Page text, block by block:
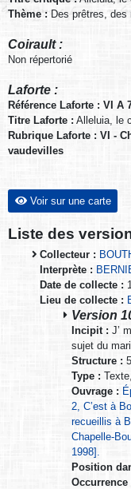
Thème : Des prêtres, des
Coirault :
Non répertorié
Laforte :
Référence Laforte : VI A
Titre Laforte : Alleluia, le
Rubrique Laforte : VI -
vaudevilles
Voir sur une carte
Liste des
Collecteur :
Interprète :
Date de collecte :
Lieu de collecte :
Version
Incipit : J’
sujet du
Structure :
Type :
Ouvrage :
2, C’est à
recueillis à
Chapelle-
1998].
Position